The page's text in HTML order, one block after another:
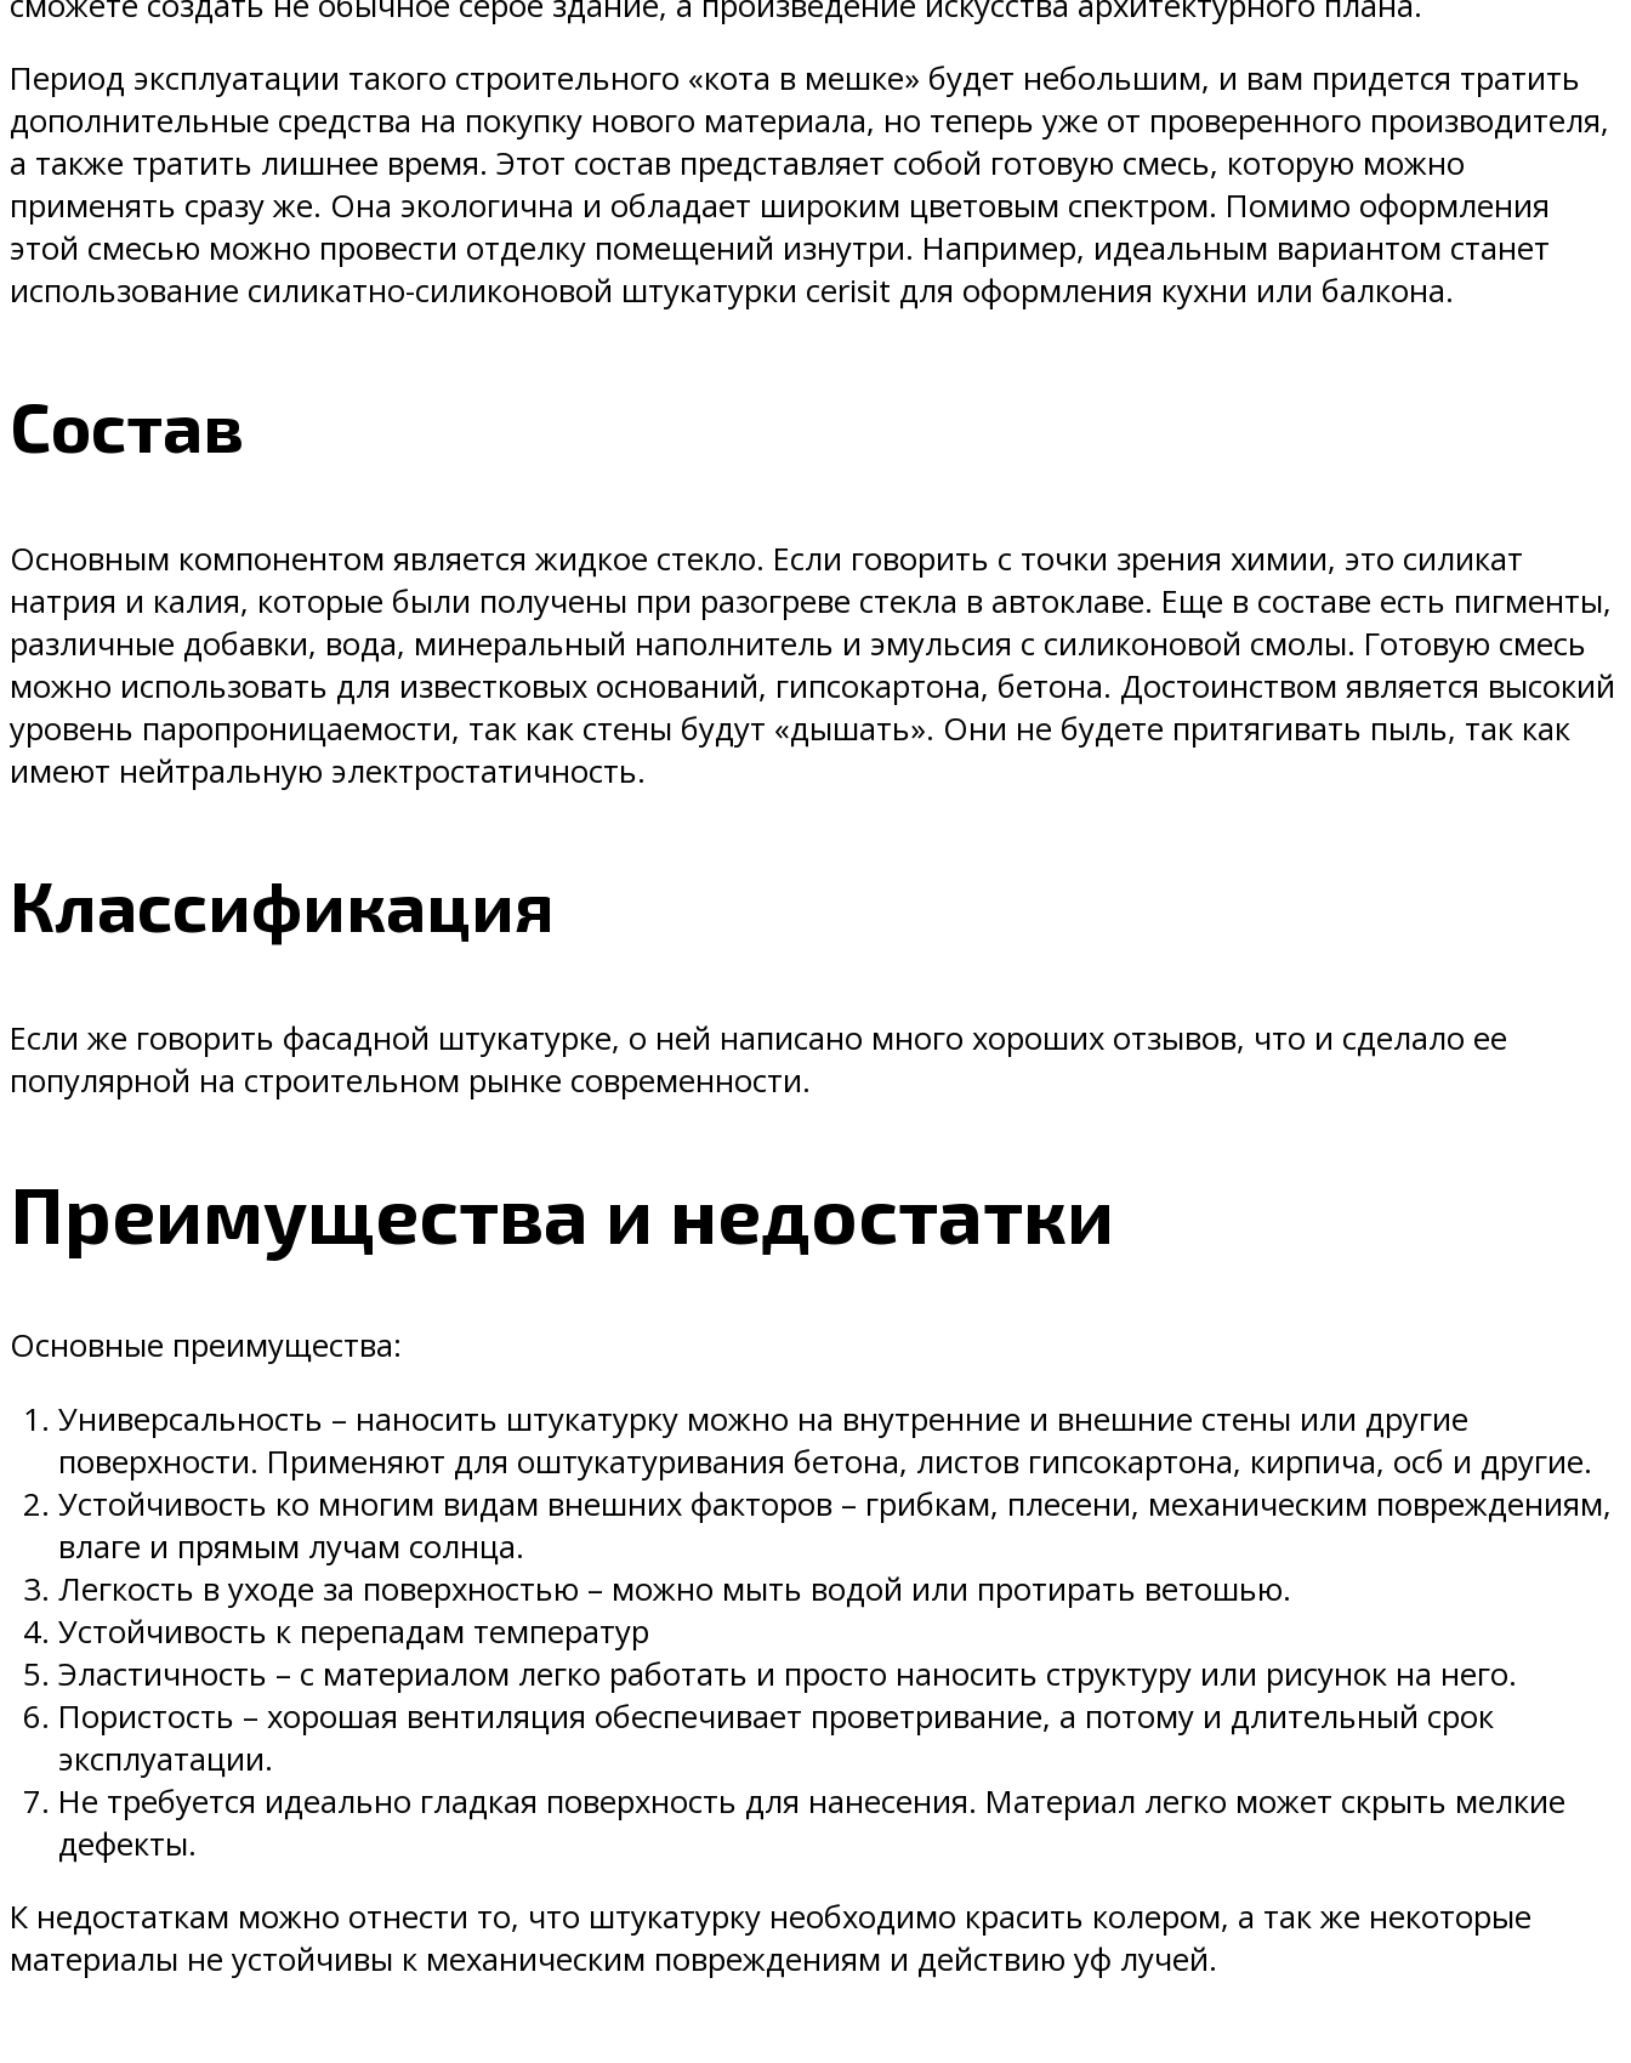
Период эксплуатации такого строительного «кота в мешке» будет небольшим, и вам придется тратить
дополнительные средства на покупку нового материала, но теперь уже от проверенного производителя,
а также тратить лишнее время. Этот состав представляет собой готовую смесь, которую можно
применять сразу же. Она экологична и обладает широким цветовым спектром. Помимо оформления
этой смесью можно провести отделку помещений изнутри. Например, идеальным вариантом станет
использование силикатно-силиконовой штукатурки cerisit для оформления кухни или балкона.
Состав
Основным компонентом является жидкое стекло. Если говорить с точки зрения химии, это силикат
натрия и калия, которые были получены при разогреве стекла в автоклаве. Еще в составе есть пигменты,
различные добавки, вода, минеральный наполнитель и эмульсия с силиконовой смолы. Готовую смесь
можно использовать для известковых оснований, гипсокартона, бетона. Достоинством является высокий
уровень паропроницаемости, так как стены будут «дышать». Они не будете притягивать пыль, так как
имеют нейтральную электростатичность.
Классификация
Если же говорить фасадной штукатурке, о ней написано много хороших отзывов, что и сделало ее
популярной на строительном рынке современности.
Преимущества и недостатки
Основные преимущества:
Универсальность – наносить штукатурку можно на внутренние и внешние стены или другие
поверхности. Применяют для оштукатуривания бетона, листов гипсокартона, кирпича, осб и другие.
Устойчивость ко многим видам внешних факторов – грибкам, плесени, механическим повреждениям,
влаге и прямым лучам солнца.
Легкость в уходе за поверхностью – можно мыть водой или протирать ветошью.
Устойчивость к перепадам температур
Эластичность – с материалом легко работать и просто наносить структуру или рисунок на него.
Пористость – хорошая вентиляция обеспечивает проветривание, а потому и длительный срок
эксплуатации.
Не требуется идеально гладкая поверхность для нанесения. Материал легко может скрыть мелкие
дефекты.
К недостаткам можно отнести то, что штукатурку необходимо красить колером, а так же некоторые
материалы не устойчивы к механическим повреждениям и действию уф лучей.